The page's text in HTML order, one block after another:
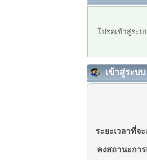
โปรดเข้าสู่ระ
เข้าสู่ระบบ
ระยะเวลาที่จ
คงสถานะกา